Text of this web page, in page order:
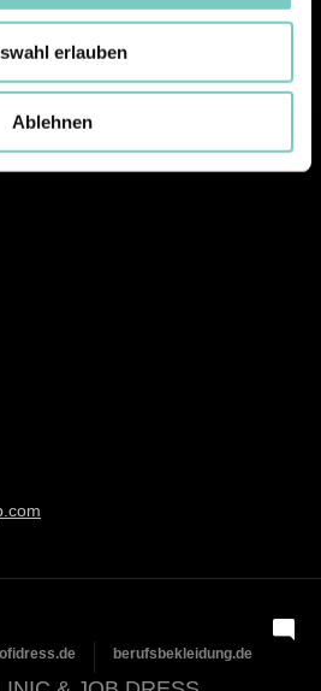
erlauben
Ablehnen
berufsbekleidung.de